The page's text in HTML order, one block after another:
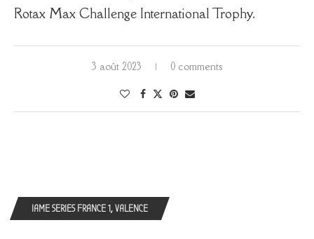
Rotax Max Challenge International Trophy.
3 août 2023 0 comments
IAME SERIES FRANCE 1, VALENCE